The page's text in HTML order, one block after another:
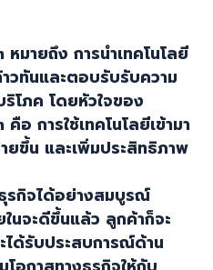
หมายถึง การนำเทคโนโลยี
วทันและตอบรับรับความ
โภค โดยหัวใจของ
คือ การใช้เทคโนโลยีเข้ามา
ยขึ้น และเพิ่มประสิทธิภาพ
รกิจได้อย่างสมบูรณ์
นจะดีขึ้นแล้ว ลูกค้าก็จะ
ได้รับประสบการณ์ด้าน